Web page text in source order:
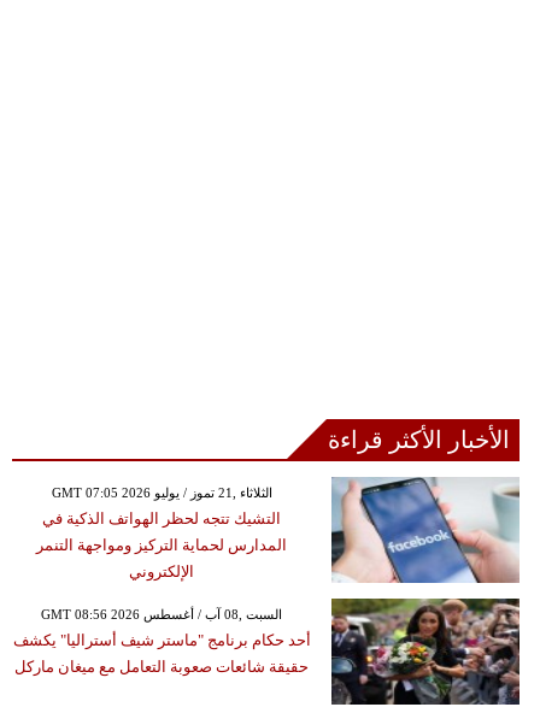
الأخبار الأكثر قراءة
GMT 07:05 2026 الثلاثاء ,21 تموز / يوليو
التشيك تتجه لحظر الهواتف الذكية في
المدارس لحماية التركيز ومواجهة التنمر
الإلكتروني
GMT 08:56 2026 السبت ,08 آب / أغسطس
أحد حكام برنامج "ماستر شيف أستراليا" يكشف
حقيقة شائعات صعوبة التعامل مع ميغان ماركل